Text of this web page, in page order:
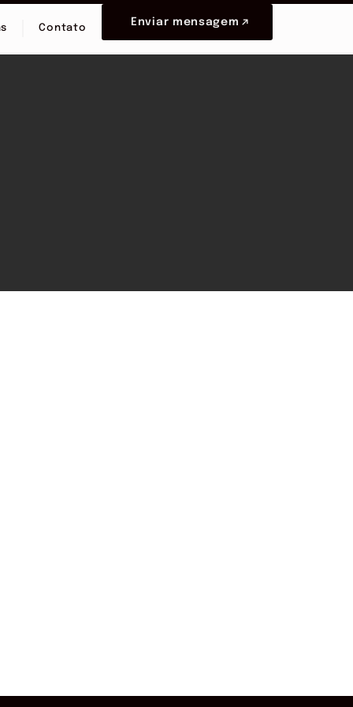
Contato
Enviar mensagem